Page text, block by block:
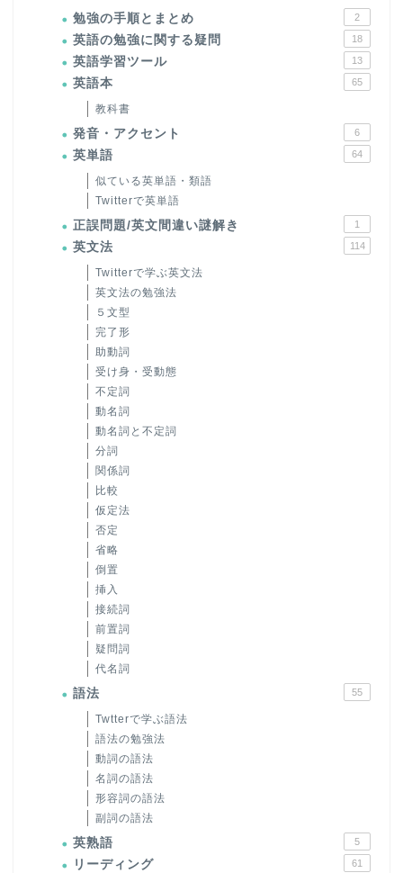
勉強の手順とまとめ 2
英語の勉強に関する疑問 18
英語学習ツール 13
英語本 65
教科書
発音・アクセント 6
英単語 64
似ている英単語・類語
Twitterで英単語
正誤問題/英文間違い謎解き 1
英文法 114
Twitterで学ぶ英文法
英文法の勉強法
５文型
完了形
助動詞
受け身・受動態
不定詞
動名詞
動名詞と不定詞
分詞
関係詞
比較
仮定法
否定
省略
倒置
挿入
接続詞
前置詞
疑問詞
代名詞
語法 55
Twtterで学ぶ語法
語法の勉強法
動詞の語法
名詞の語法
形容詞の語法
副詞の語法
英熟語 5
リーディング 61